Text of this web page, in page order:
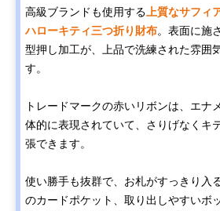
高級ブランドも使用する 上質なサフィ
ハローキティ三つ折り財布。表面に施
型押し加工が、上品で洗練された雰囲
す。
トレードマークの赤いリボンは、エナ
体的に表現されていて、さりげなくキ
張できます。
使い勝手も抜群で、お札がすっきり入
のカードポケット、取り出しやすいボ